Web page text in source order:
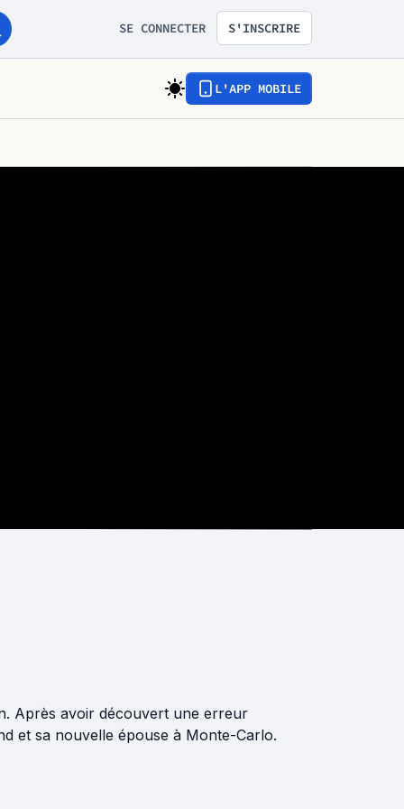
SE CONNECTER S'INSCRIRE
L'APP MOBILE
Après avoir découvert une erreur
et sa nouvelle épouse à Monte-Carlo.